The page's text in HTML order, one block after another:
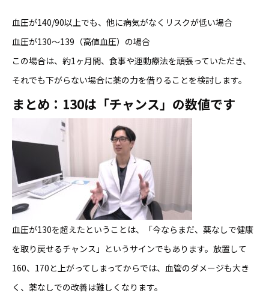
血圧が140/90以上でも、他に病気がなくリスクが低い場合
血圧が130〜139（高値血圧）の場合
この場合は、約1ヶ月間、食事や運動療法を頑張っていただき、
それでも下がらない場合に薬の力を借りることを検討します。
まとめ：130は「チャンス」の数値です
血圧が130を超えたということは、「今ならまだ、薬なしで健康
を取り戻せるチャンス」というサインでもあります。放置して
160、170と上がってしまってからでは、血管のダメージも大き
く、薬なしでの改善は難しくなります。